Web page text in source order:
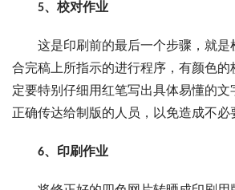
5、校对作业
这是印刷前的最后一个步骤，就是
合完稿上所指示的进行程序，有颜色的
定要特别仔细用红笔写出具体易懂的文
正确传达给制版的人员，以免造成不必
6、印刷作业